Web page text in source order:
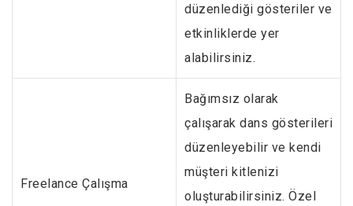
düzenlediği gösteriler ve
etkinliklerde yer
alabilirsiniz.
Freelance Çalışma
Bağımsız olarak
çalışarak dans gösterileri
düzenleyebilir ve kendi
müşteri kitlenizi
oluşturabilirsiniz. Özel